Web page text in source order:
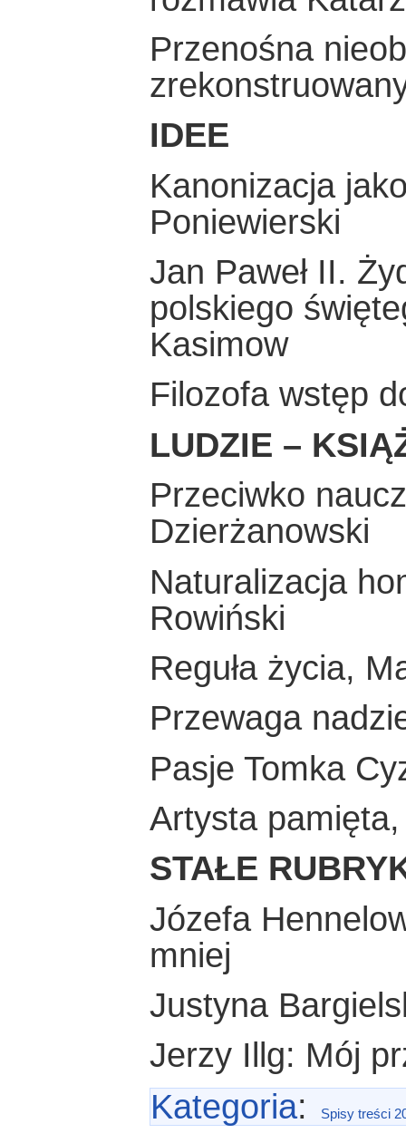
Przenośna
IDEE
Kanonizacja
Poniewierski
Jan Paweł II.
polskiego
Kasimow
Filozofa wstęp
LUDZIE –
Przeciwko
Dzierżanowski
Naturalizacja
Rowiński
Reguła życia,
Przewaga
Pasje Tomka
Artysta
STAŁE
Józefa
mniej
Justyna
Jerzy Illg: Mój
Kategoria: Spisy treści